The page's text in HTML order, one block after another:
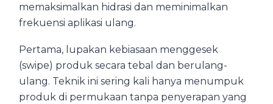
memaksimalkan hidrasi dan meminimalkan
frekuensi aplikasi ulang.
Pertama, lupakan kebiasaan menggesek
(swipe) produk secara tebal dan berulang-
ulang. Teknik ini sering kali hanya menumpuk
produk di permukaan tanpa penyerapan yang